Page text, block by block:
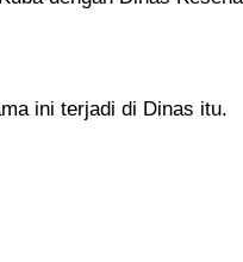
ini terjadi di Dinas itu.